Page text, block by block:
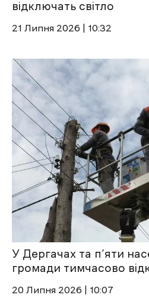
відключать світло
21 Липня 2026 | 10:32
У Дергачах та п’яти
громади тимчасово
20 Липня 2026 | 10:07